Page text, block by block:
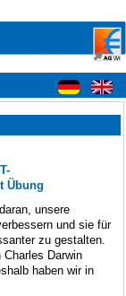
Übung
unsere
und sie für
zu gestalten.
Darwin
haben wir in